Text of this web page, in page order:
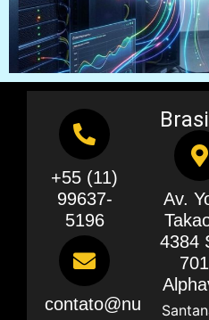
+55 (11)
99637-
5196
Brasil
Av.
4384